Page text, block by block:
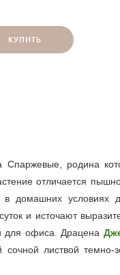
КУПИТЬ
Спаржевые, родина
отличается
домашних условиях
и источают
для офиса. Драцена
листвой темно-